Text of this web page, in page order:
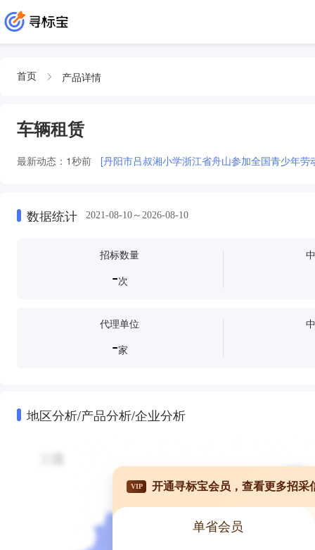
首页 产品详情
车辆租赁
最新动态： 1秒前 [丹阳市吕叔湘小学浙江省舟山参加全国青少年
数据统计 2021-08-10～2026-08-10
招标数量
-次
代理单位
-家
地区分析/产品分析/企业分析
VIP 开通寻标宝会员，查看更多招采
单省会员